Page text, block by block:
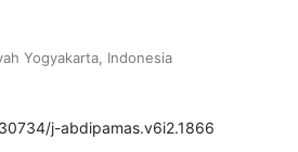
Yogyakarta, Indonesia
j-abdipamas.v6i2.1866